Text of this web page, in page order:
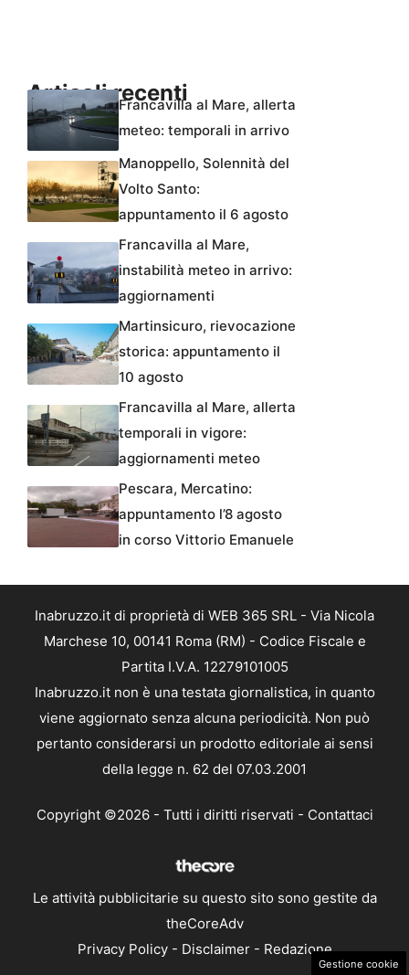
Articoli recentiFrancavilla al Mare, allerta
meteo: temporali in arrivo
Manoppello, Solennità del
Volto Santo:
appuntamento il 6 agosto
Francavilla al Mare,
instabilità meteo in arrivo:
aggiornamenti
Martinsicuro, rievocazione
storica: appuntamento il
10 agosto
Francavilla al Mare, allerta
temporali in vigore:
aggiornamenti meteo
Pescara, Mercatino:
appuntamento l’8 agosto
in corso Vittorio Emanuele
Inabruzzo.it di proprietà di WEB 365 SRL - Via Nicola
Marchese 10, 00141 Roma (RM) - Codice Fiscale e
Partita I.V.A. 12279101005
Inabruzzo.it non è una testata giornalistica, in quanto
viene aggiornato senza alcuna periodicità. Non può
pertanto considerarsi un prodotto editoriale ai sensi
della legge n. 62 del 07.03.2001
Copyright ©2026 - Tutti i diritti riservati - Contattaci
Le attività pubblicitarie su questo sito sono gestite da
theCoreAdv
Privacy Policy- Disclaimer- Redazione
Gestione cookie